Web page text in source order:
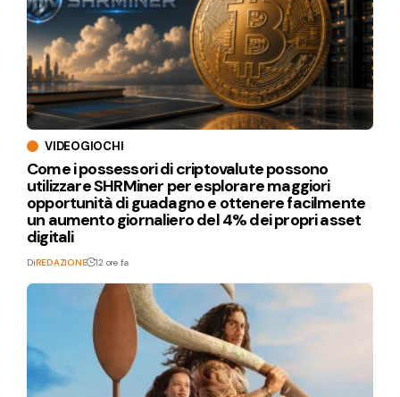
VIDEOGIOCHI
Come i possessori di criptovalute possono
utilizzare SHRMiner per esplorare maggiori
opportunità di guadagno e ottenere facilmente
un aumento giornaliero del 4% dei propri asset
digitali
DiREDAZIONE 12 ore fa